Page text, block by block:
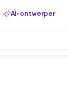
AI-ontwerper